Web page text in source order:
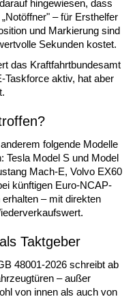
hingewiesen, dass
– für Ersthelfer
und Markierung sind
Sekunden kostet.
das Kraftfahrtbundesamt
Taskforce aktiv, hat aber
folgende Modelle
Tesla Model S und Model
Mach-E, Volvo EX60
künftigen Euro-NCAP-
– mit direkten
Taktgeber
48001-2026 schreibt ab
– außer
von innen als auch von